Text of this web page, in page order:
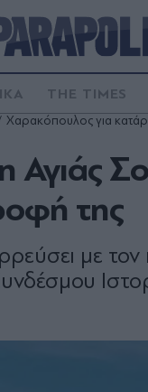
THE TIMES
Χαρακόπουλος για
Αγιάς
της
με τον